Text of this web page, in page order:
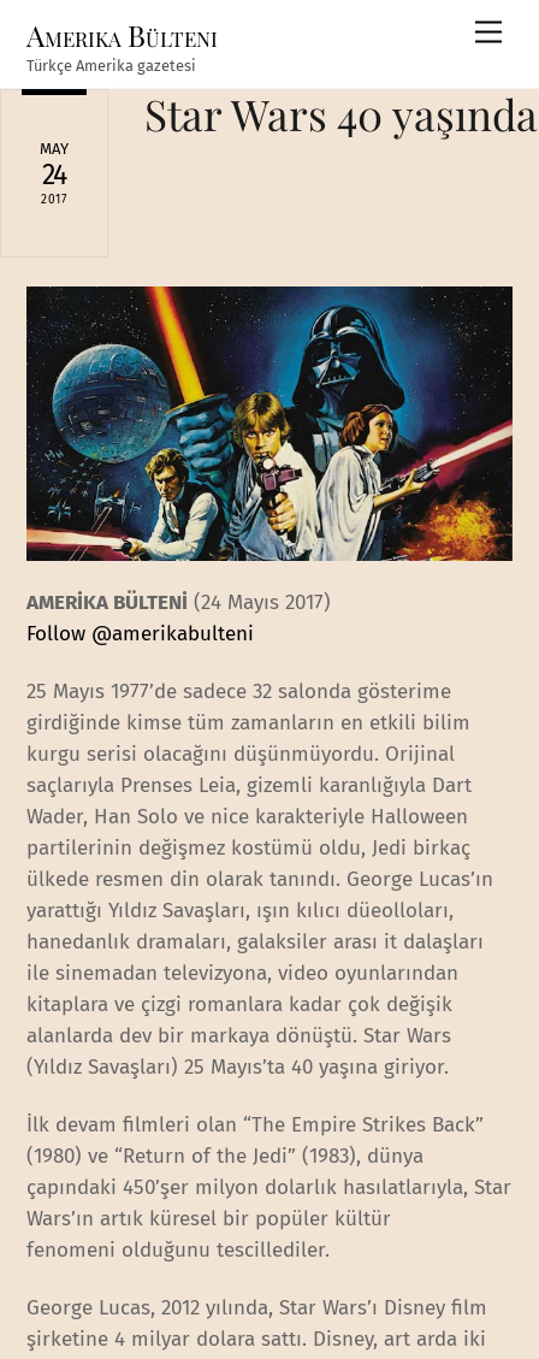
content
Amerika Bülteni
Türkçe Amerika gazetesi
MAY
24
2017
Star Wars 40 yaşında
AMERİKA BÜLTENİ (24 Mayıs 2017)
Follow @amerikabulteni
25 Mayıs 1977’de sadece 32 salonda gösterime
girdiğinde kimse tüm zamanların en etkili bilim
kurgu serisi olacağını düşünmüyordu. Orijinal
saçlarıyla Prenses Leia, gizemli karanlığıyla Dart
Wader, Han Solo ve nice karakteriyle Halloween
partilerinin değişmez kostümü oldu, Jedi birkaç
ülkede resmen din olarak tanındı. George Lucas’ın
yarattığı Yıldız Savaşları, ışın kılıcı düeolloları,
hanedanlık dramaları, galaksiler arası it dalaşları
ile sinemadan televizyona, video oyunlarından
kitaplara ve çizgi romanlara kadar çok değişik
alanlarda dev bir markaya dönüştü. Star Wars
(Yıldız Savaşları) 25 Mayıs’ta 40 yaşına giriyor.
İlk devam filmleri olan “The Empire Strikes Back”
(1980) ve “Return of the Jedi” (1983), dünya
çapındaki 450’şer milyon dolarlık hasılatlarıyla, Star
Wars’ın artık küresel bir popüler kültür
fenomeni olduğunu tescillediler.
George Lucas, 2012 yılında, Star Wars’ı Disney film
şirketine 4 milyar dolara sattı. Disney, art arda iki